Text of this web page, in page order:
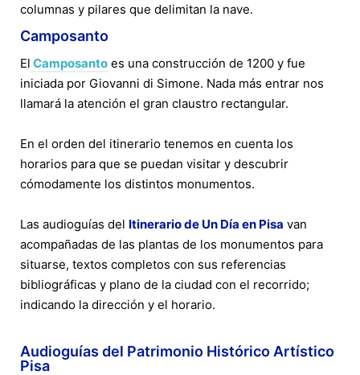
columnas y pilares que delimitan la nave.
Camposanto
El Camposanto es una construcción de 1200 y fue
iniciada por Giovanni di Simone. Nada más entrar nos
llamará la atención el gran claustro rectangular.
En el orden del itinerario tenemos en cuenta los
horarios para que se puedan visitar y descubrir
cómodamente los distintos monumentos.
Las audioguías del Itinerario de Un Día en Pisa van
acompañadas de las plantas de los monumentos para
situarse, textos completos con sus referencias
bibliográficas y plano de la ciudad con el recorrido;
indicando la dirección y el horario.
Audioguías del Patrimonio Histórico Artístico
Pisa